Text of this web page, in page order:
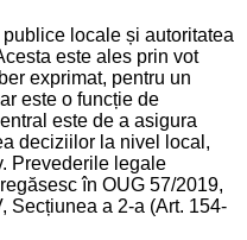
locale și autoritatea
este ales prin vot
exprimat, pentru un
este o funcție de
este de a asigura
deciziilor la nivel local,
Prevederile legale
în OUG 57/2019,
Secțiunea a 2-a (Art. 154-